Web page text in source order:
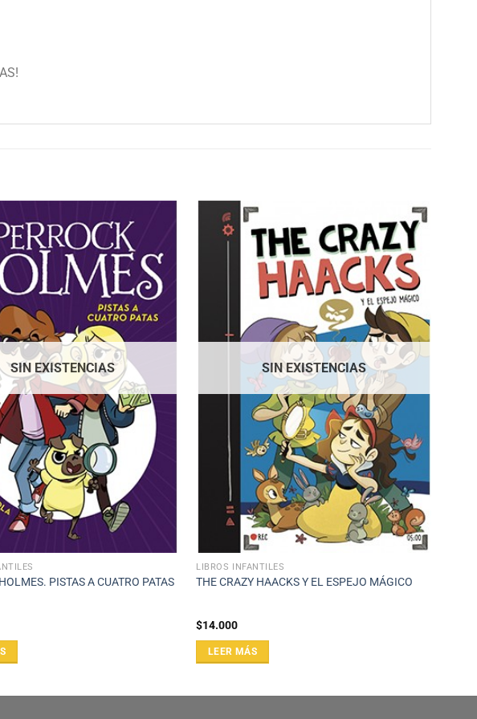
SIN EXISTENCIAS
PISTAS A CUATRO PATAS
SIN EXISTENCIAS
LIBROS INFANTILES
THE CRAZY HAACKS Y EL ESPEJO MÁGICO
$14.000
LEER MÁS